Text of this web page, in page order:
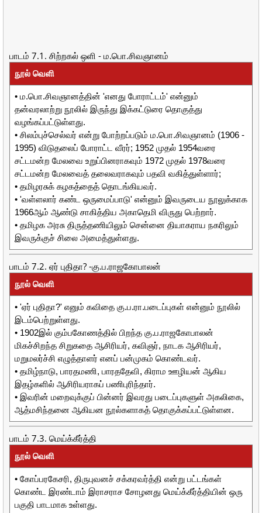
பாடம் 7.1. சிற்றகல் ஒளி - ம.பொ.சிவஞானம்
நூல் வெளி
• ம.பொ.சிவஞானத்தின் 'எனது போராட்டம்' என்னும்
தன்வரலாற்று நூலில் இருந்து இக்கட்டுரை தொகுத்து
வழங்கப்பட்டுள்ளது.
• சிலம்புச்செல்வர் என்று போற்றப்படும் ம.பொ.சிவஞானம் (1906 -
1995) விடுதலைப் போராட்ட வீரர்; 1952 முதல் 1954வரை
சட்டமன்ற மேலவை உறுப்பினராகவும் 1972 முதல் 1978வரை
சட்டமன்ற மேலவைத் தலைவராகவும் பதவி வகித்துள்ளார்;
• தமிழரசுக் கழகத்தைத் தொடங்கியவர்.
• 'வள்ளலார் கண்ட ஒருமைப்பாடு' என்னும் இவருடைய நூலுக்காக
1966ஆம் ஆண்டு சாகித்திய அகாதெமி விருது பெற்றார்.
• தமிழக அரசு திருத்தணியிலும் சென்னை தியாகராய நகரிலும்
இவருக்குச் சிலை அமைத்துள்ளது.
பாடம் 7.2. ஏர் புதிதா? -கு.ப.ராஜகோபாலன்
நூல் வெளி
• 'ஏர் புதிதா?' எனும் கவிதை கு.ப.ரா.படைப்புகள் என்னும் நூலில்
இடம்பெற்றுள்ளது.
• 1902இல் கும்பகோணத்தில் பிறந்த கு.ப.ராஜகோபாலன்
மிகச்சிறந்த சிறுகதை ஆசிரியர், கவிஞர், நாடக ஆசிரியர்,
மறுமலர்ச்சி எழுத்தாளர் எனப் பன்முகம் கொண்டவர்.
• தமிழ்நாடு, பாரதமணி, பாரததேவி, கிராம ஊழியன் ஆகிய
இதழ்களில் ஆசிரியராகப் பணிபுரிந்தார்.
• இவரின் மறைவுக்குப் பின்னர் இவரது படைப்புகளுள் அகலிகை,
ஆத்மசிந்தனை ஆகியன நூல்களாகத் தொகுக்கப்பட்டுள்ளன.
பாடம் 7.3. மெய்க்கீர்த்தி
நூல் வெளி
• கோப்பரகேசரி, திருபுவனச் சக்கரவர்த்தி என்று பட்டங்கள்
கொண்ட இரண்டாம் இராசராச சோழனது மெய்க்கீர்த்தியின் ஒரு
பகுதி பாடமாக உள்ளது.